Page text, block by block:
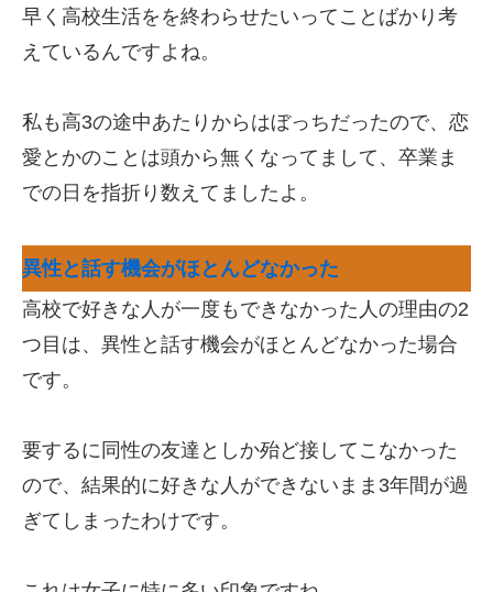
早く高校生活をを終わらせたいってことばかり考
えているんですよね。
私も高3の途中あたりからはぼっちだったので、恋
愛とかのことは頭から無くなってまして、卒業ま
での日を指折り数えてましたよ。
異性と話す機会がほとんどなかった
高校で好きな人が一度もできなかった人の理由の2
つ目は、異性と話す機会がほとんどなかった場合
です。
要するに同性の友達としか殆ど接してこなかった
ので、結果的に好きな人ができないまま3年間が過
ぎてしまったわけです。